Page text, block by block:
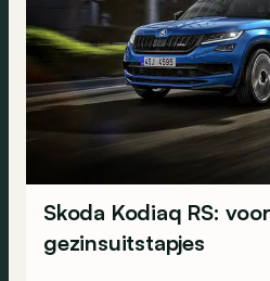
Skoda Kodiaq RS:
gezinsuitstapjes